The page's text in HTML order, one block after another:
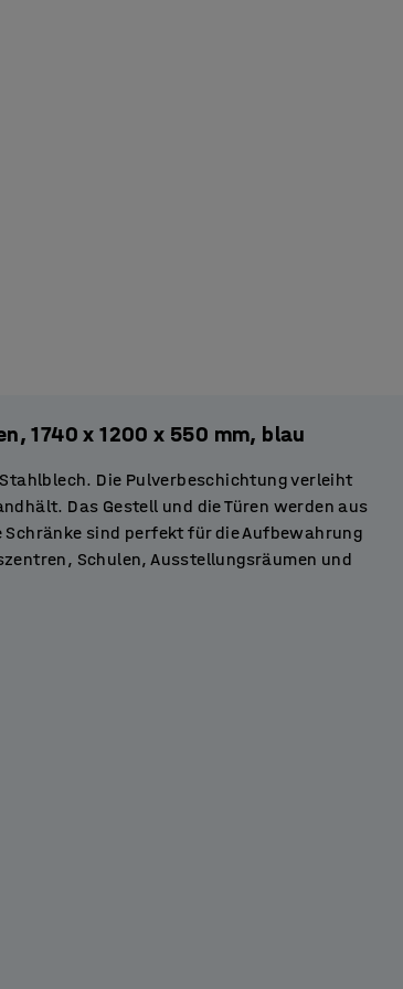
1740 x 1200 x 550 mm, blau
Die Pulverbeschichtung verleiht
Das Gestell und die Türen werden aus
sind perfekt für die Aufbewahrung
Schulen, Ausstellungsräumen und
der unteren und oberen Seite des
durch. Die Kleiderstangen in den
mit Haken oder Kleiderbügel
mehrere Einheiten, um eine
kannst, das deinen Anforderungen
Optionen, wenn Bedenken besteht, dass
die Schränke von mehreren Personen